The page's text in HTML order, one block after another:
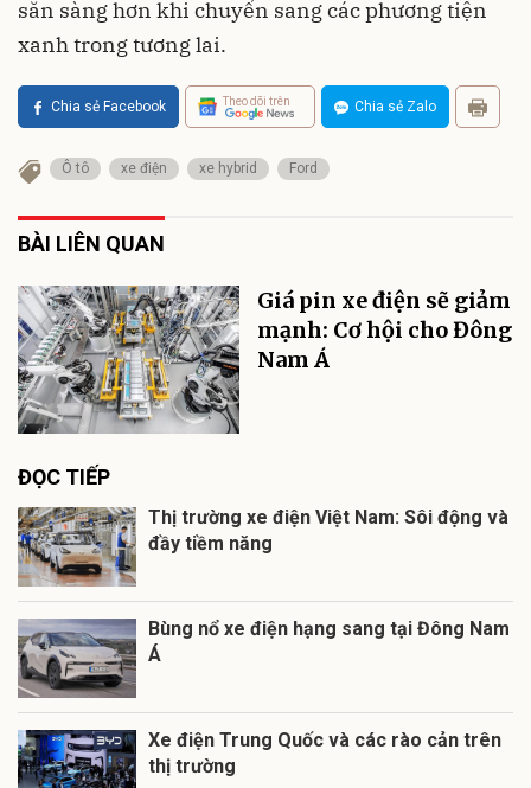
sẵn sàng hơn khi chuyển sang các phương tiện
xanh trong tương lai.
Chia sẻ Facebook Theo dõi trên Chia sẻ Zalo
Ô tô xe điện xe hybrid Ford
BÀI LIÊN QUAN
Giá pin xe điện sẽ giảm
mạnh: Cơ hội cho Đông
Nam Á
ĐỌC TIẾP
Thị trường xe điện Việt Nam: Sôi động và
đầy tiềm năng
Bùng nổ xe điện hạng sang tại Đông Nam
Á
Xe điện Trung Quốc và các rào cản trên
thị trường